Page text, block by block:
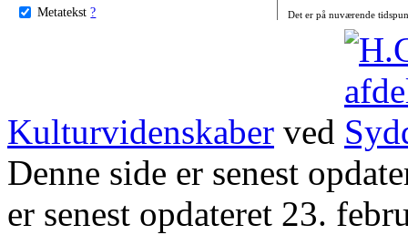
Metatekst ?
Det er på nuværende
Kulturvidenskaber ved
Denne side er senest
er senest opdateret 23.